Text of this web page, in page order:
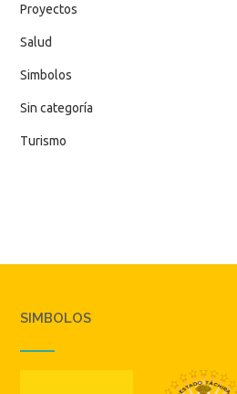
Proyectos
Salud
Simbolos
Sin categoría
Turismo
SIMBOLOS